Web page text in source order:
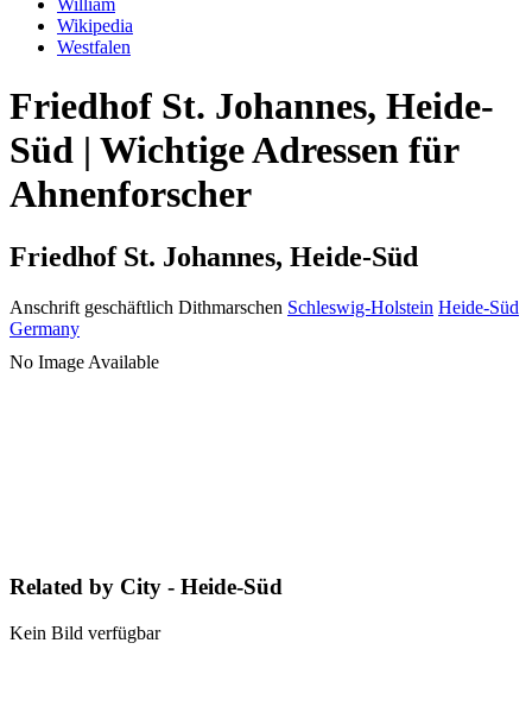
William
Wikipedia
Westfalen
Friedhof St. Johannes, Heide-
Süd | Wichtige Adressen für
Ahnenforscher
Friedhof St. Johannes, Heide-Süd
Anschrift geschäftlich Dithmarschen Schleswig-Holstein Heide-Süd
Germany
No Image Available
Related by City - Heide-Süd
Kein Bild verfügbar